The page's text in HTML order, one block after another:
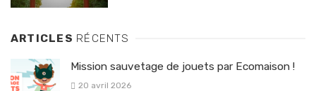
ARTICLES RÉCENTS
Mission sauvetage de jouets par Ecomaison !
20 avril 2026